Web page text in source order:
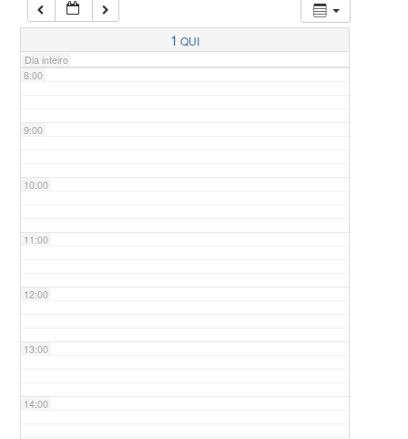
1 QUI
Dia inteiro
7:00
8:00
9:00
10:00
11:00
12:00
13:00
14:00